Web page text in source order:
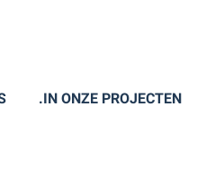
.IN ONZE PROJECTEN